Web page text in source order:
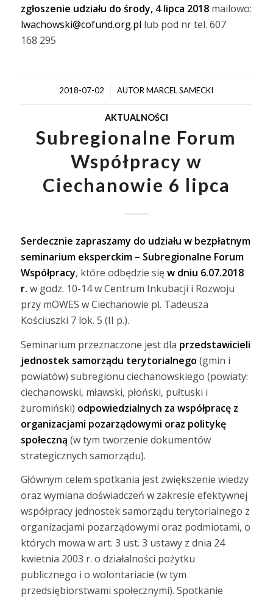
zgłoszenie udziału do środy, 4 lipca 2018 mailowo:
lwachowski@cofund.org.pl lub pod nr tel. 607
168 295
2018-07-02
/ AUTORMARCEL SAMECKI
AKTUALNOŚCI
Subregionalne Forum
Współpracy w
Ciechanowie 6 lipca
Serdecznie zapraszamy do udziału w bezpłatnym
seminarium eksperckim – Subregionalne Forum
Współpracy, które odbędzie sięw dniu 6.07.2018
r. w godz. 10-14 w Centrum Inkubacji i Rozwoju
przy mOWES w Ciechanowie pl. Tadeusza
Kościuszki 7 lok. 5 (II p.).
Seminarium przeznaczone jest dla przedstawicieli
jednostek samorządu terytorialnego (gmin i
powiatów) subregionu ciechanowskiego (powiaty:
ciechanowski, mławski, płoński, pułtuski i
żuromiński) odpowiedzialnych za współpracę z
organizacjami pozarządowymi oraz politykę
społeczną (w tym tworzenie dokumentów
strategicznych samorządu).
Głównym celem spotkania jest zwiększenie wiedzy
oraz wymiana doświadczeń w zakresie efektywnej
współpracy jednostek samorządu terytorialnego z
organizacjami pozarządowymi oraz podmiotami, o
których mowa w art. 3 ust. 3 ustawy z dnia 24
kwietnia 2003 r. o działalności pożytku
publicznego i o wolontariacie (w tym
przedsiębiorstwami społecznymi). Spotkanie